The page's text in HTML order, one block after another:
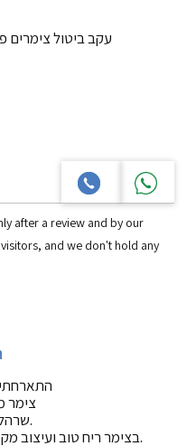
after a review and by our
and we don't hold any
צימר
שרהלה איש נעימה וטובה.
בצימר ריח טוב ועיצוב מקסים. ויש בו הכל הכל.